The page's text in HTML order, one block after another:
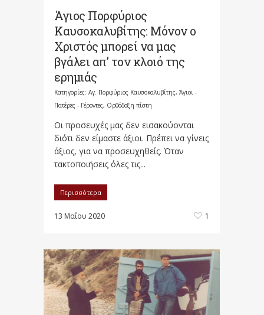
Άγιος Πορφύριος
Καυσοκαλυβίτης: Μόνον ο
Χριστός μπορεί να μας
βγάλει απ’ τον κλοιό της
ερημιάς
Κατηγορίες: Αγ. Πορφύριος Καυσοκαλυβίτης, Άγιοι -
Πατέρες - Γέροντες, Ορθόδοξη πίστη
Οι προσευχές μας δεν εισακούονται
διότι δεν είμαστε άξιοι. Πρέπει να γίνεις
άξιος, για να προσευχηθείς. Όταν
τακτοποιήσεις όλες τις...
Περισσότερα
13 Μαΐου 2020 1